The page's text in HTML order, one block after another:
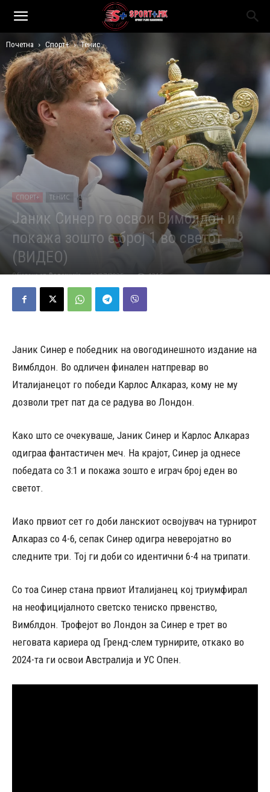
Почетна Спорт+ Тенис
СПОРТ+ ТЕНИС
Јаник Синер го освои Вимблдон и
покажа зошто е број 1 во светот
(ВИДЕО)
Објавено од Редакција - 13/07/2025 1216
Јаник Синер е победник на овогодинешното издание на
Вимблдон. Во одличен финален натпревар во
Италијанецот го победи Карлос Алкараз, кому не му
дозволи трет пат да се радува во Лондон.
Како што се очекуваше, Јаник Синер и Карлос Алкараз
одиграа фантастичен меч. На крајот, Синер ја однесе
победата со 3:1 и покажа зошто е играч број еден во
светот.
Иако првиот сет го доби ланскиот освојувач на турнирот
Алкараз со 4-6, сепак Синер одигра неверојатно во
следните три. Тој ги доби со идентични 6-4 на трипати.
Со тоа Синер стана првиот Италијанец кој триумфирал
на неофицијалното светско тениско првенство,
Вимблдон. Трофејот во Лондон за Синер е трет во
неговата кариера од Гренд-слем турнирите, откако во
2024-та ги освои Австралија и УС Опен.